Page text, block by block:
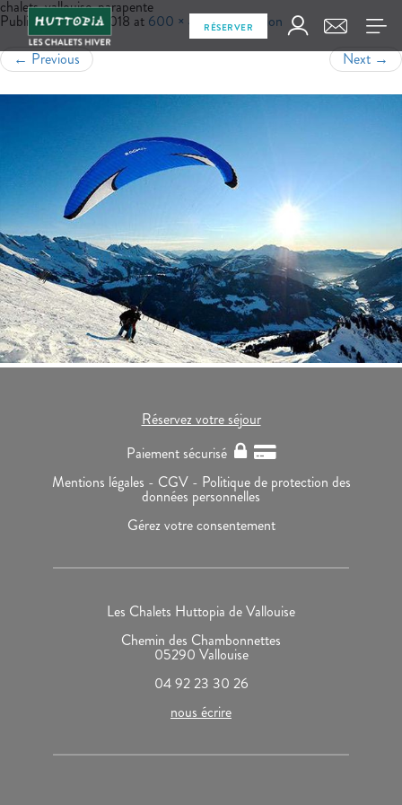
RÉSERVER
chalets-vallouise-parapente
Publishedjuin 13, 2018 at 600 × 400inLa région
← Previous Next →
Réservez votre séjour
Paiement sécurisé
Mentions légales - CGV - Politique de protection des
données personnelles
Gérez votre consentement
Les Chalets Huttopia de Vallouise
Chemin des Chambonnettes
05290 Vallouise
04 92 23 30 26
nous écrire